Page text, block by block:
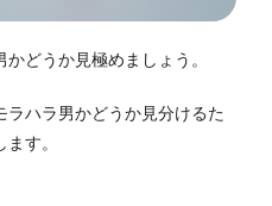
どうか見極めましょう。
ラハラ男かどうか見分けるた
す。